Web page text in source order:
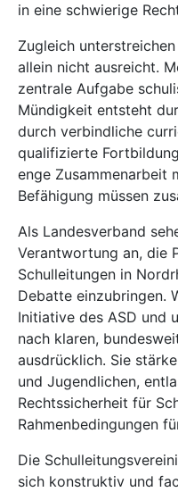
in eine schwierige
Zugleich
allein nicht ausreicht.
zentrale Aufgabe
Mündigkeit entsteht
durch verbindliche
qualifizierte
enge Zusammenarbeit
Befähigung müssen
Als Landesverband
Verantwortung an, die
Schulleitungen in
Debatte einzubringen.
Initiative des ASD und
nach klaren,
ausdrücklich. Sie
und Jugendlichen,
Rechtssicherheit für
Rahmenbedingungen
Die
sich konstruktiv und